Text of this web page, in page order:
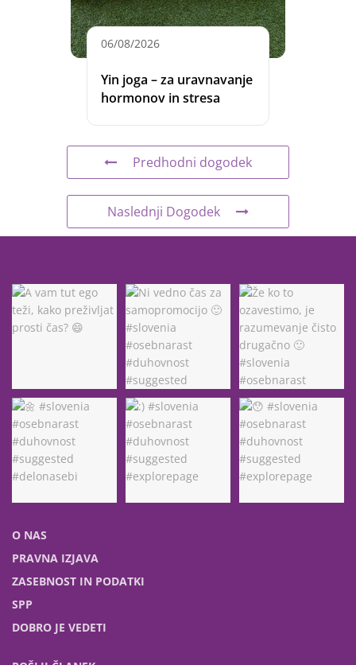
06/08/2026
Yin joga – za uravnavanje
hormonov in stresa
Predhodni dogodek
Naslednji Dogodek
O NAS
PRAVNA IZJAVA
ZASEBNOST IN PODATKI
SPP
DOBRO JE VEDETI